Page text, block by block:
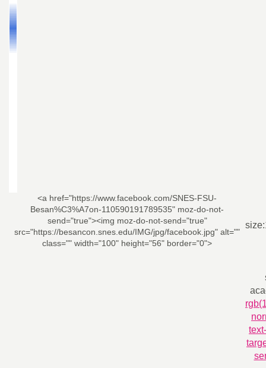
<a href="https://www.facebook.com/SNES-FSU-
Besan%C3%A7on-110590191789535" moz-do-not-
send="true"><img moz-do-not-send="true"
src="https://besancon.snes.edu/IMG/jpg/facebook.jpg" alt=""
class="" width="100" height="56" border="0">